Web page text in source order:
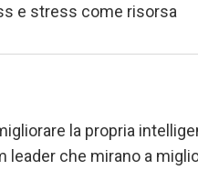
e stress come risorsa
la propria
leader che mirano a